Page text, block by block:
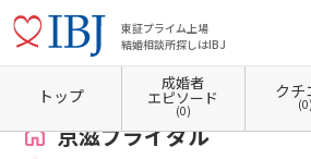
東証プライム上場
結婚相談所探しはIBJ
ホーム 滋賀県の結婚相談所 滋賀県東近江市 京滋ブ
京滋ブライダル
トップ
成婚者
エピソード
(0)
クチ
(0)